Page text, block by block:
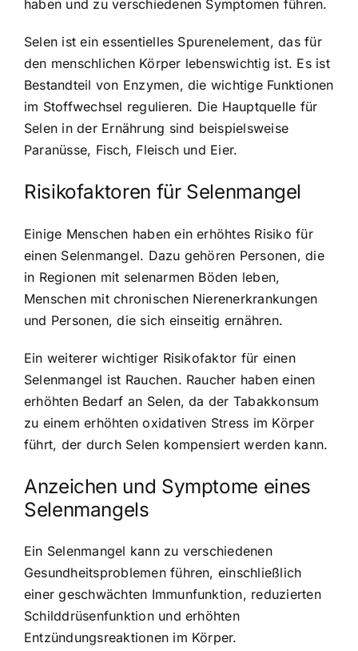
haben und zu verschiedenen Symptomen führen.
Selen ist ein essentielles Spurenelement, das für
den menschlichen Körper lebenswichtig ist. Es ist
Bestandteil von Enzymen, die wichtige Funktionen
im Stoffwechsel regulieren. Die Hauptquelle für
Selen in der Ernährung sind beispielsweise
Paranüsse, Fisch, Fleisch und Eier.
Risikofaktoren für Selenmangel
Einige Menschen haben ein erhöhtes Risiko für
einen Selenmangel. Dazu gehören Personen, die
in Regionen mit selenarmen Böden leben,
Menschen mit chronischen Nierenerkrankungen
und Personen, die sich einseitig ernähren.
Ein weiterer wichtiger Risikofaktor für einen
Selenmangel ist Rauchen. Raucher haben einen
erhöhten Bedarf an Selen, da der Tabakkonsum
zu einem erhöhten oxidativen Stress im Körper
führt, der durch Selen kompensiert werden kann.
Anzeichen und Symptome eines
Selenmangels
Ein Selenmangel kann zu verschiedenen
Gesundheitsproblemen führen, einschließlich
einer geschwächten Immunfunktion, reduzierten
Schilddrüsenfunktion und erhöhten
Entzündungsreaktionen im Körper.